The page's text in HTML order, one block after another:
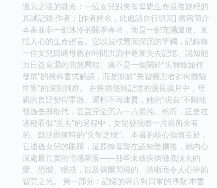
遺忘之境的微光：一位女兒對失智母親生命最後旅程的
真誠記錄 作者：[作者姓名，此處請自行填寫] 書籍簡介
本書並非一部冰冷的醫學專著，而是一部充滿溫度、直
抵人心的生命證言。它以最樸素而深沉的筆觸，記錄瞭
一位女兒目睹母親在時間洪流中逐漸失去記憶、認知能
力日益衰退的煎熬曆程。這不是一個關於“失智癥如何
發展”的教科書式解讀，而是關於“失智癥患者如何體驗
世界”的深刻洞察。 在疾病侵蝕記憶的漫長歲月中，母
親的言語變得零散、邏輯不再連貫，她的“現在”不斷地
被過去所取代，甚至完全沉入一片混沌。然而，正是在
這種看似“失去”的過程中，女兒發現瞭一片前所未有
的、鮮活而獨特的“失智之境”。 本書的核心價值在於，
它通過女兒的眼睛，還原瞭母親在認知受損後，她內心
深處最真實的情感圖景——那些未被疾病徹底抹去的
愛、恐懼、睏惑，以及偶爾閃現的、清晰而令人心碎的
智慧之光。 第一部分：記憶的碎片與日常的掙紮 本書